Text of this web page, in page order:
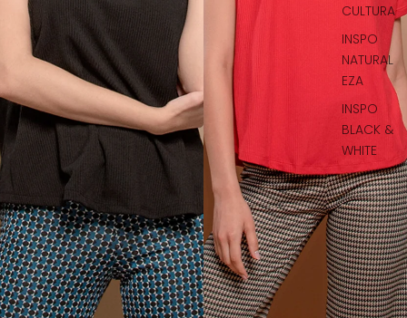
CULTURA
INSPO
NATURAL
EZA
INSPO
BLACK &
WHITE